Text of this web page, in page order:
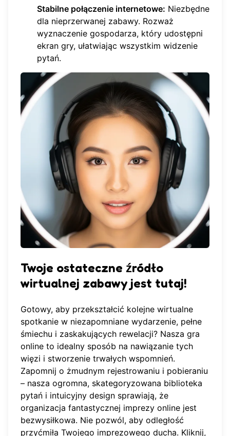
Stabilne połączenie internetowe: Niezbędne
dla nieprzerwanej zabawy. Rozważ
wyznaczenie gospodarza, który udostępni
ekran gry, ułatwiając wszystkim widzenie
pytań.
Twoje ostateczne źródło
wirtualnej zabawy jest tutaj!
Gotowy, aby przekształcić kolejne wirtualne
spotkanie w niezapomniane wydarzenie, pełne
śmiechu i zaskakujących rewelacji? Nasza gra
online to idealny sposób na nawiązanie tych
więzi i stworzenie trwałych wspomnień.
Zapomnij o żmudnym rejestrowaniu i pobieraniu
– nasza ogromna, skategoryzowana biblioteka
pytań i intuicyjny design sprawiają, że
organizacja fantastycznej imprezy online jest
bezwysiłkowa. Nie pozwól, aby odległość
przyćmiła Twojego imprezowego ducha. Kliknij,